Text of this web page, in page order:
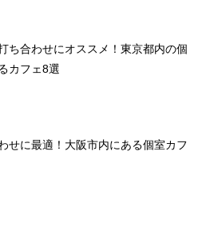
ち合わせにオススメ！東京都内の個
カフェ8選
せに最適！大阪市内にある個室カフ